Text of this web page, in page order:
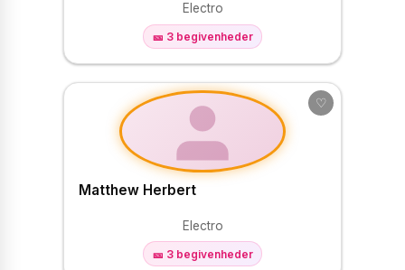
Electro
🎫 3 begivenheder
Matthew Herbert
Electro
🎫 3 begivenheder
♡